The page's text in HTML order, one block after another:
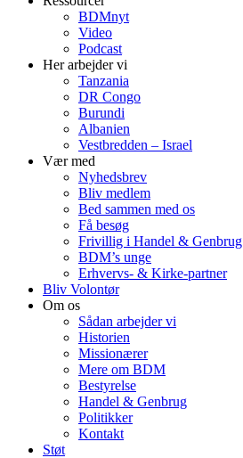
BDMnyt
Video
Podcast
Her arbejder vi
Tanzania
DR Congo
Burundi
Albanien
Vestbredden – Israel
Vær med
Nyhedsbrev
Bliv medlem
Bed sammen med os
Få besøg
Frivillig i Handel & Genbrug
BDM’s unge
Erhvervs- & Kirke-partner
Bliv Volontør
Om os
Sådan arbejder vi
Historien
Missionærer
Mere om BDM
Bestyrelse
Handel & Genbrug
Politikker
Kontakt
Støt